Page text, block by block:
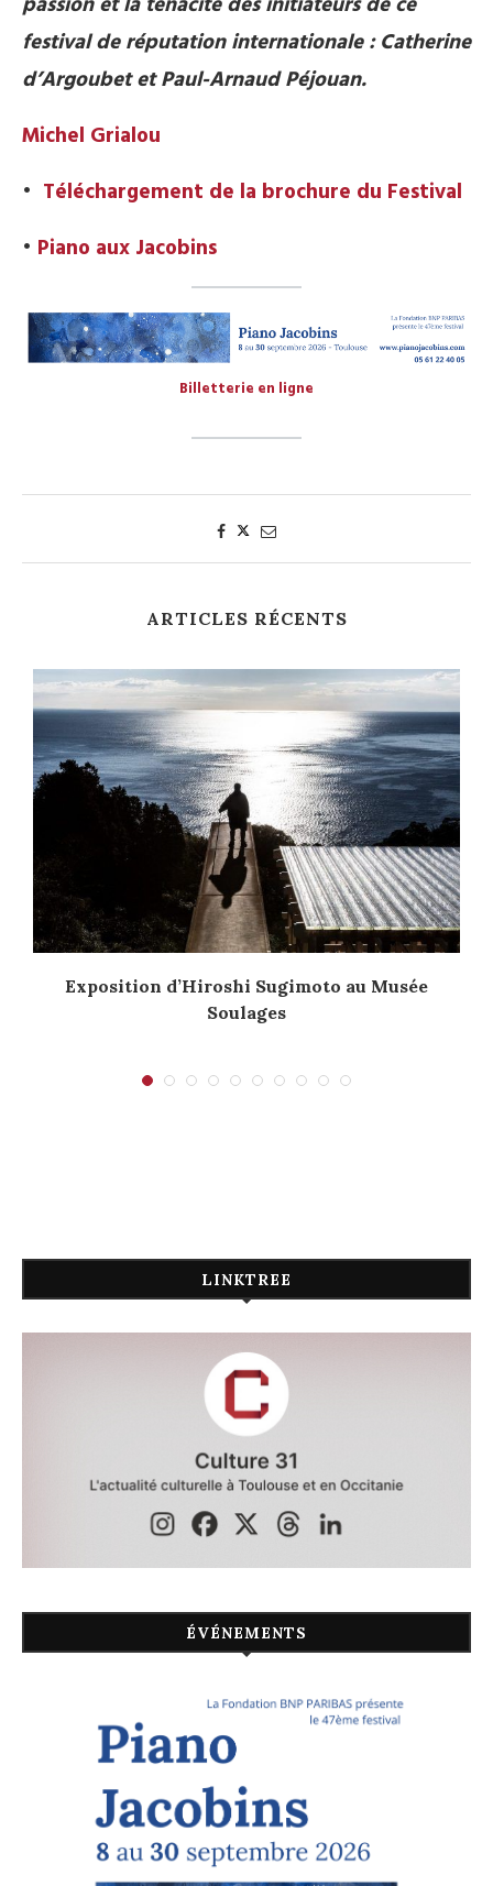
festival de réputation internationale : Catherine
d’Argoubet et Paul-Arnaud Péjouan.
Michel Grialou
• Téléchargement de la brochure du Festival
• Piano aux Jacobins
Billetterie en ligne
ARTICLES RÉCENTS
Exposition d’Hiroshi Sugimoto au Musée
Soulages
LINKTREE
ÉVÉNEMENTS